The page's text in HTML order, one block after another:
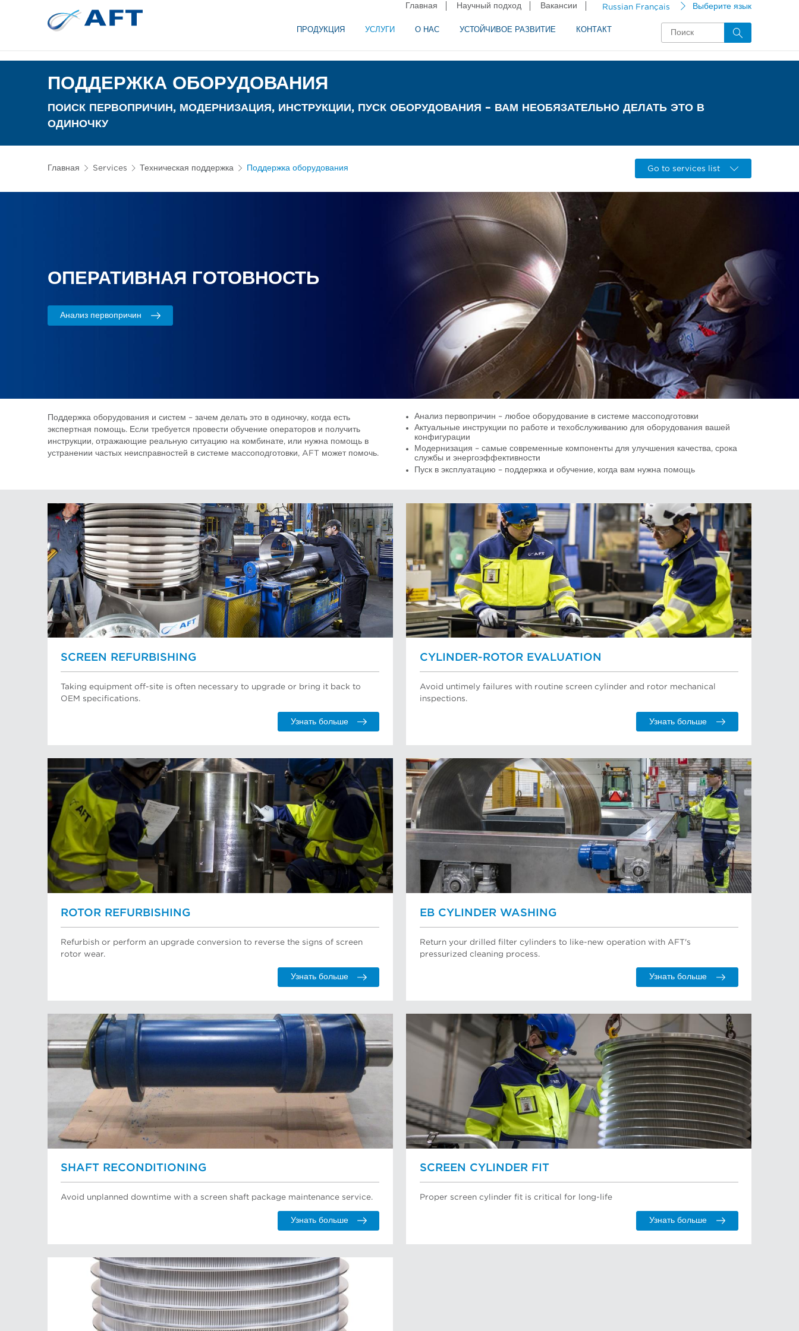
Russian Français Выберите язык
Главная Научный подход Вакансии
ПРОДУКЦИЯ УСЛУГИ О НАС УСТОЙЧИВОЕ РАЗВИТИЕ КОНТАКТ
ПОДДЕРЖКА ОБОРУДОВАНИЯ
ПОИСК ПЕРВОПРИЧИН, МОДЕРНИЗАЦИЯ, ИНСТРУКЦИИ, ПУСК ОБОРУДОВАНИЯ – ВАМ НЕОБЯЗАТЕЛЬНО ДЕЛАТЬ ЭТО В
ОДИНОЧКУ
Главная Services Техническая поддержка Поддержка оборудования Go to services list
ОПЕРАТИВНАЯ ГОТОВНОСТЬ
Анализ первопричин
Поддержка оборудования и систем – зачем делать это в одиночку, когда есть
экспертная помощь. Если требуется провести обучение операторов и получить
инструкции, отражающие реальную ситуацию на комбинате, или нужна помощь в
устранении частых неисправностей в системе массоподготовки, AFT может помочь.
Анализ первопричин – любое оборудование в системе массоподготовки
Актуальные инструкции по работе и техобслуживанию для оборудования вашей
конфигурации
Модернизация – самые современные компоненты для улучшения качества, срока
службы и энергоэффективности
Пуск в эксплуатацию – поддержка и обучение, когда вам нужна помощь
SCREEN REFURBISHING
Taking equipment off-site is often necessary to upgrade or bring it back to
OEM specifications.
Узнать больше
CYLINDER-ROTOR EVALUATION
Avoid untimely failures with routine screen cylinder and rotor mechanical
inspections.
Узнать больше
ROTOR REFURBISHING
Refurbish or perform an upgrade conversion to reverse the signs of screen
rotor wear.
Узнать больше
EB CYLINDER WASHING
Return your drilled filter cylinders to like-new operation with AFT's
pressurized cleaning process.
Узнать больше
SHAFT RECONDITIONING
Avoid unplanned downtime with a screen shaft package maintenance service.
Узнать больше
SCREEN CYLINDER FIT
Proper screen cylinder fit is critical for long-life
Узнать больше